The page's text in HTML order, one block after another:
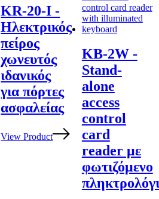
KR-20-I -
Ηλεκτρικός
πείρος
χωνευτός
ιδανικός
για πόρτες
ασφαλείας
View Product
KB-2W -
Stand-
alone
access
control
card
reader με
φωτιζόμενο